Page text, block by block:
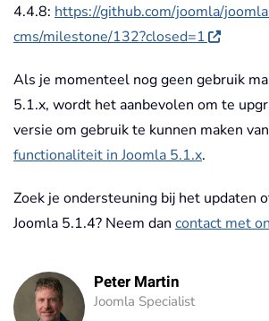
4.4.8: https://github.com/joomla/
cms/milestone/132?closed=1
Als je momenteel nog geen gebruik
5.1.x, wordt het aanbevolen om te
versie om gebruik te kunnen maken
functionaliteit in Joomla 5.1.x.
Zoek je ondersteuning bij het updaten
Joomla 5.1.4? Neem dan contact met
Peter Martin
Joomla Specialist